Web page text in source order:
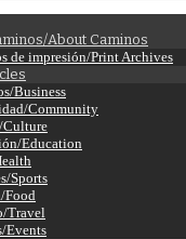
About Caminos
de impresión/Print Archives
Business
Community
Education
Sports
Food
Travel
Events